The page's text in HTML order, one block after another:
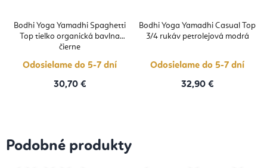
Bodhi Yoga Yamadhi Spaghetti
Top tielko organická bavlna
čierne
Odosielame do 5-7 dní
30,70 €
Bodhi Yoga Yamadhi Casual Top
3/4 rukáv petrolejová modrá
Odosielame do 5-7 dní
32,90 €
Podobné produkty